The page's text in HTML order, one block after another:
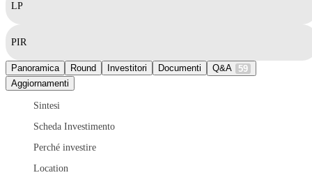
LP
PIR
Panoramica Round Investitori Documenti Q&A
59
Aggiornamenti
Sintesi
Scheda Investimento
Perché investire
Location